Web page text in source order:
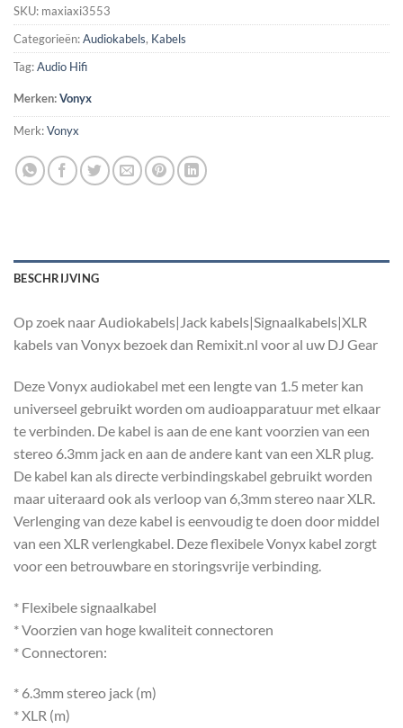
SKU: maxiaxi3553
Categorieën:Audiokabels, Kabels
Tag:Audio Hifi
Merken:Vonyx
Merk:Vonyx
BESCHRIJVING
Op zoek naar Audiokabels|Jack kabels|Signaalkabels|XLR
kabels van Vonyx bezoek dan Remixit.nl voor al uw DJ Gear
Deze Vonyx audiokabel met een lengte van 1.5 meter kan
universeel gebruikt worden om audioapparatuur met elkaar
te verbinden. De kabel is aan de ene kant voorzien van een
stereo 6.3mm jack en aan de andere kant van een XLR plug.
De kabel kan als directe verbindingskabel gebruikt worden
maar uiteraard ook als verloop van 6,3mm stereo naar XLR.
Verlenging van deze kabel is eenvoudig te doen door middel
van een XLR verlengkabel. Deze flexibele Vonyx kabel zorgt
voor een betrouwbare en storingsvrije verbinding.
* Flexibele signaalkabel
* Voorzien van hoge kwaliteit connectoren
* Connectoren:
* 6.3mm stereo jack (m)
* XLR (m)